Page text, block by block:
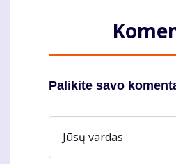
Palikite savo
Jūsų vardas